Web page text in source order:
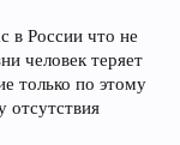
в России что не
человек теряет
только по этому
отсутствия